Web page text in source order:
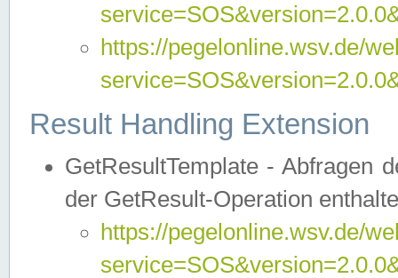
https://pegelonline.wsv.de/
Result Handling Extension
GetResultTemplate - Abfragen
der GetResult-Operation
https://pegelonline.wsv.de/